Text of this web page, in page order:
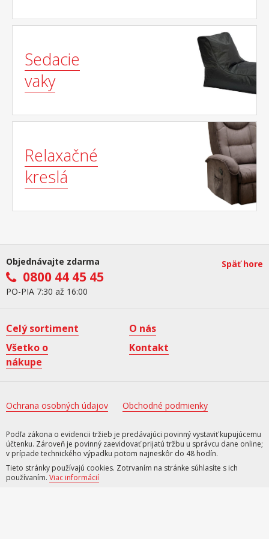
Sedacie
vaky
Relaxačné
kreslá
Objednávajte zdarma
0800 44 45 45
PO-PIA 7:30 až 16:00
Späť hore
Celý sortiment
O nás
Všetko o
nákupe
Kontakt
Ochrana osobných údajov Obchodné podmienky
Podľa zákona o evidencii tržieb je predávajúci povinný vystaviť kupujúcemu
účtenku. Zároveň je povinný zaevidovať prijatú tržbu u správcu dane online;
v prípade technického výpadku potom najneskôr do 48 hodín.
Tieto stránky používajú cookies. Zotrvaním na stránke súhlasíte s ich
používaním. Viac informácií